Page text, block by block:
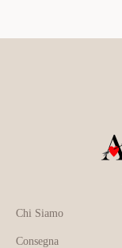
Chi Siamo
Consegna